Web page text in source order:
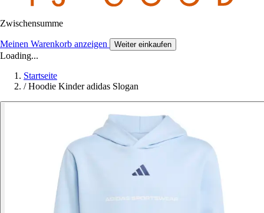
Zwischensumme
Meinen Warenkorb anzeigen Weiter einkaufen
Loading...
Startseite
/ Hoodie Kinder adidas Slogan